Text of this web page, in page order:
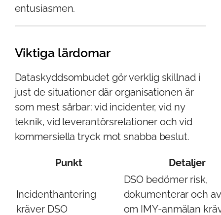
entusiasmen.
Viktiga lärdomar
Dataskyddsombudet gör verklig skillnad i
just de situationer där organisationen är
som mest sårbar: vid incidenter, vid ny
teknik, vid leverantörsrelationer och vid
kommersiella tryck mot snabba beslut.
Punkt Detaljer
Incidenthantering
kräver DSO
DSO bedömer risk,
dokumenterar och
om IMY-anmälan